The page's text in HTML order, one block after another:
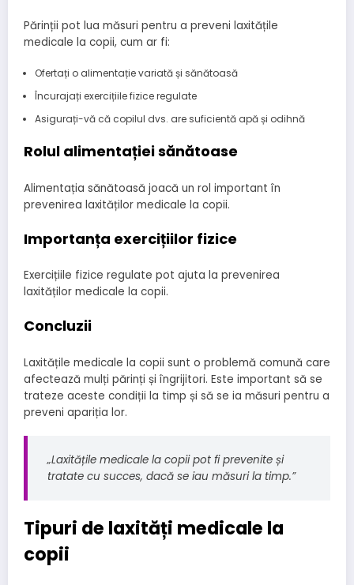
Părinții pot lua măsuri pentru a preveni laxitățile
medicale la copii, cum ar fi:
Ofertați o alimentație variată și sănătoasă
Încurajați exercițiile fizice regulate
Asigurați-vă că copilul dvs. are suficientă apă și odihnă
Rolul alimentației sănătoase
Alimentația sănătoasă joacă un rol important în
prevenirea laxităților medicale la copii.
Importanța exercițiilor fizice
Exercițiile fizice regulate pot ajuta la prevenirea
laxităților medicale la copii.
Concluzii
Laxitățile medicale la copii sunt o problemă comună care
afectează mulți părinți și îngrijitori. Este important să se
trateze aceste condiții la timp și să se ia măsuri pentru a
preveni apariția lor.
„Laxitățile medicale la copii pot fi prevenite și
tratate cu succes, dacă se iau măsuri la timp.”
Tipuri de laxități medicale la
copii